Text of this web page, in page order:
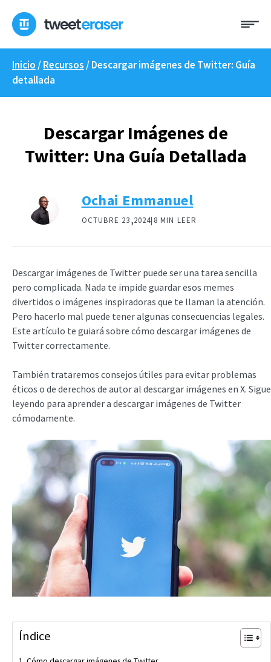
contenido
Inicio /Recursos /Descargar imágenes de Twitter: Guía
detallada
Descargar Imágenes de
Twitter: Una Guía Detallada
Ochai Emmanuel
OCTUBRE 23,2024| 8 MIN LEER
Descargar imágenes de Twitter puede ser una tarea sencilla
pero complicada. Nada te impide guardar esos memes
divertidos o imágenes inspiradoras que te llaman la atención.
Pero hacerlo mal puede tener algunas consecuencias legales.
Este artículo te guiará sobre cómo descargar imágenes de
Twitter correctamente.
También trataremos consejos útiles para evitar problemas
éticos o de derechos de autor al descargar imágenes en X. Sigue
leyendo para aprender a descargar imágenes de Twitter
cómodamente.
Índice